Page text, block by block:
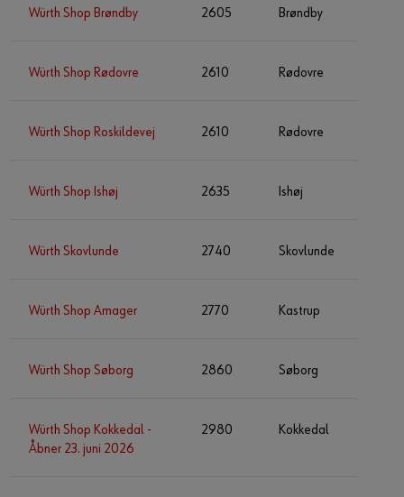
Würth Shop Brøndby 2605 Brøndby
Würth Shop Rødovre 2610 Rødovre
Würth Shop Roskildevej 2610 Rødovre
Würth Shop Ishøj 2635 Ishøj
Würth Skovlunde 2740 Skovlunde
Würth Shop Amager 2770 Kastrup
Würth Shop Søborg 2860 Søborg
Würth Shop Kokkedal -
Åbner 23. juni 2026
2980 Kokkedal